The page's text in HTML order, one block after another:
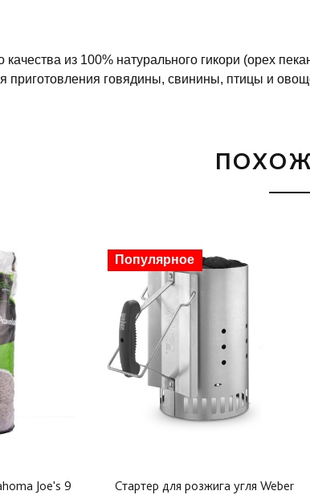
из 100% натурального гикори (орех
приготовления говядины, свинины, птицы и
Joe's 9
Скидка
Популярное
Стартер для розжига угля Weber